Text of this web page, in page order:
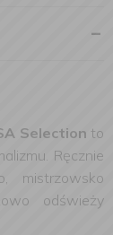
Selection to
Ręcznie
mistrzowsko
odświeży